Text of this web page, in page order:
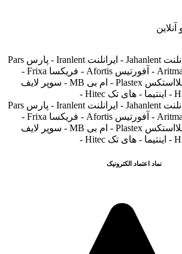
آسیالنت Asilent - جهانلنت Jahanlent - ایرانلنت Iranlent - پارس Pars
- برنتا Brenta - آریتما Aritma - آفورتیس Afortis - فریکسا Frixa -
اسپارتکس Spartex - پلااستکس Plastex - ام بی MB - سوپر لایف
آسیالنت Asilent - جهانلنت Jahanlent - ایرانلنت Iranlent - پارس Pars
- برنتا Brenta - آریتما Aritma - آفورتیس Afortis - فریکسا Frixa -
اسپارتکس Spartex - پلااستکس Plastex - ام بی MB - سوپر لایف
نماد اعتماد الکترونیک